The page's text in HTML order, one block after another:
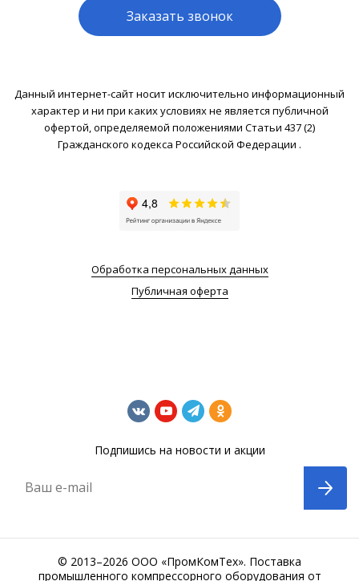
Заказать звонок
Данный интернет-сайт носит исключительно информационный
характер и ни при каких условиях не является публичной
офертой, определяемой положениями Статьи 437 (2)
Гражданского кодекса Российской Федерации .
Обработка персональных данных
Публичная оферта
Подпишись на новости и акции
Ваш e-mail
© 2013–2026 ООО «ПромКомТех». Поставка
промышленного компрессорного оборудования от